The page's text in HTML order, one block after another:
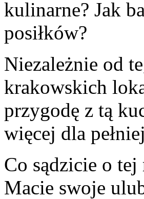
kulinarne? Jak
posiłków?
Niezależnie od
krakowskich
przygodę z tą
więcej dla
Co sądzicie o
Macie swoje